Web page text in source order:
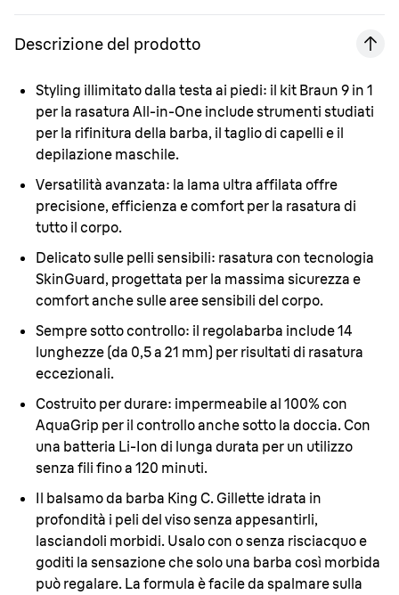
Descrizione del prodotto
Styling illimitato dalla testa ai piedi: il kit Braun 9 in 1
per la rasatura All-in-One include strumenti studiati
per la rifinitura della barba, il taglio di capelli e il
depilazione maschile.
Versatilità avanzata: la lama ultra affilata offre
precisione, efficienza e comfort per la rasatura di
tutto il corpo.
Delicato sulle pelli sensibili: rasatura con tecnologia
SkinGuard, progettata per la massima sicurezza e
comfort anche sulle aree sensibili del corpo.
Sempre sotto controllo: il regolabarba include 14
lunghezze (da 0,5 a 21 mm) per risultati di rasatura
eccezionali.
Costruito per durare: impermeabile al 100% con
AquaGrip per il controllo anche sotto la doccia. Con
una batteria Li-Ion di lunga durata per un utilizzo
senza fili fino a 120 minuti.
Il balsamo da barba King C. Gillette idrata in
profondità i peli del viso senza appesantirli,
lasciandoli morbidi. Usalo con o senza risciacquo e
goditi la sensazione che solo una barba così morbida
può regalare. La formula è facile da spalmare sulla